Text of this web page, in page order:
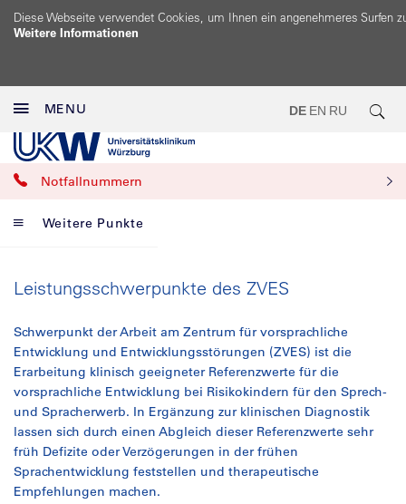
Diese Webseite verwendet Cookies, um Ihnen ein angenehmeres Surfen
Weitere Informationen
MENU DE EN RU
Notfallnummern
Weitere Punkte
Leistungsschwerpunkte des ZVES
Schwerpunkt der Arbeit am Zentrum für vorsprachliche
Entwicklung und Entwicklungsstörungen (ZVES) ist die
Erarbeitung klinisch geeigneter Referenzwerte für die
vorsprachliche Entwicklung bei Risikokindern für den Sprech-
und Spracherwerb. In Ergänzung zur klinischen Diagnostik
lassen sich durch einen Abgleich dieser Referenzwerte sehr
früh Defizite oder Verzögerungen in der frühen
Sprachentwicklung feststellen und therapeutische
Empfehlungen machen.